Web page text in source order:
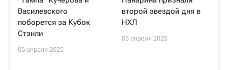
Василевского
поборется за Кубок
Стэнли
05 апреля 2025
второй звездой дня в
НХЛ
03 апреля 2025